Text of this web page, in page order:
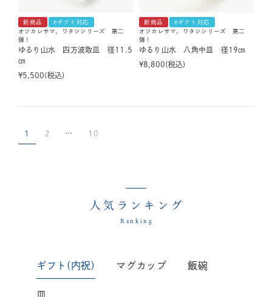
新商品
eギフト対応
オツカレサマ、ワタシシリーズ 第二
弾！
ゆるり山水 四方波取皿 径11.5
㎝
¥5,500 税込
新商品
eギフト対応
オツカレサマ、ワタシシリーズ 第二
弾！
ゆるり山水 八角中皿 径19㎝
¥8,800 税込
1 2 … 10
人気ランキング
Ranking
ギフト(内祝) マグカップ 飯碗
皿